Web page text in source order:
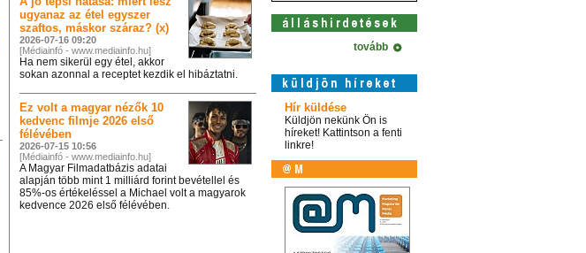
ugyanaz az étel egyszer
szaftos, máskor száraz? (x)
2026-07-16 09:20
[Médiainfó - www.mediainfo.hu]
Ha nem sikerül egy étel, akkor
sokan azonnal a receptet kezdik el hibáztatni.
Ez volt a magyar nézők 10
kedvenc filmje 2026 első
félévében
2026-07-15 10:56
[Médiainfó - www.mediainfo.hu]
A Magyar Filmadatbázis adatai
alapján több mint 1 milliárd forint bevétellel és
85%-os értékeléssel a Michael volt a magyarok
kedvence 2026 első félévében.
tovább
Hír küldése
Küldjön nekünk Ön is
híreket! Kattintson a fenti
linkre!